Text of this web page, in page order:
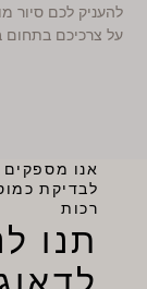
להעניק לכם סיור
על צרכיכם בתחום
אנו מספקים
לבדיקת
רכות
תנו